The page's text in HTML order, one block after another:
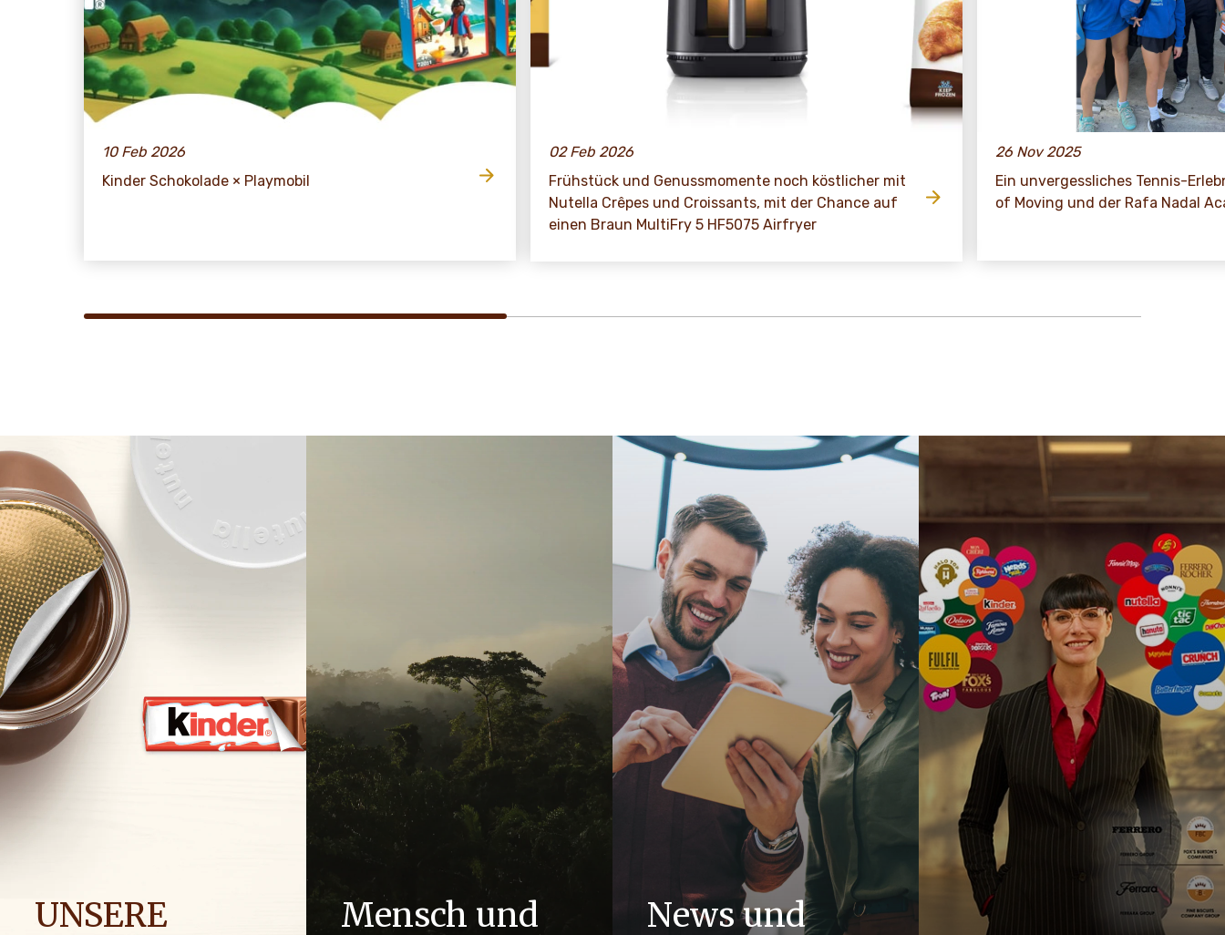
10 Feb 2026
Kinder Schokolade × Playmobil
02 Feb 2026
Frühstück und Genussmomente noch köstlicher mit
Nutella Crêpes und Croissants, mit der Chance auf
einen Braun MultiFry 5 HF5075 Airfryer
26 Nov 2025
Ein unvergessliches Tennis-
of Moving und der Rafa Nadal
UNSERE
Mensch und
News und